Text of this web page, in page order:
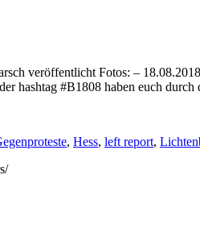
veröffentlicht Fotos: –
hashtag #B1808 haben euch
, Hess, left report,